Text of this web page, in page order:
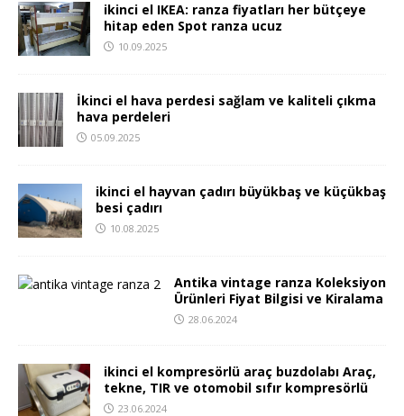
ikinci el IKEA: ranza fiyatları her bütçeye
hitap eden Spot ranza ucuz
10.09.2025
İkinci el hava perdesi sağlam ve kaliteli çıkma
hava perdeleri
05.09.2025
ikinci el hayvan çadırı büyükbaş ve küçükbaş
besi çadırı
10.08.2025
Antika vintage ranza Koleksiyon
Ürünleri Fiyat Bilgisi ve Kiralama
28.06.2024
ikinci el kompresörlü araç buzdolabı Araç,
tekne, TIR ve otomobil sıfır kompresörlü
23.06.2024